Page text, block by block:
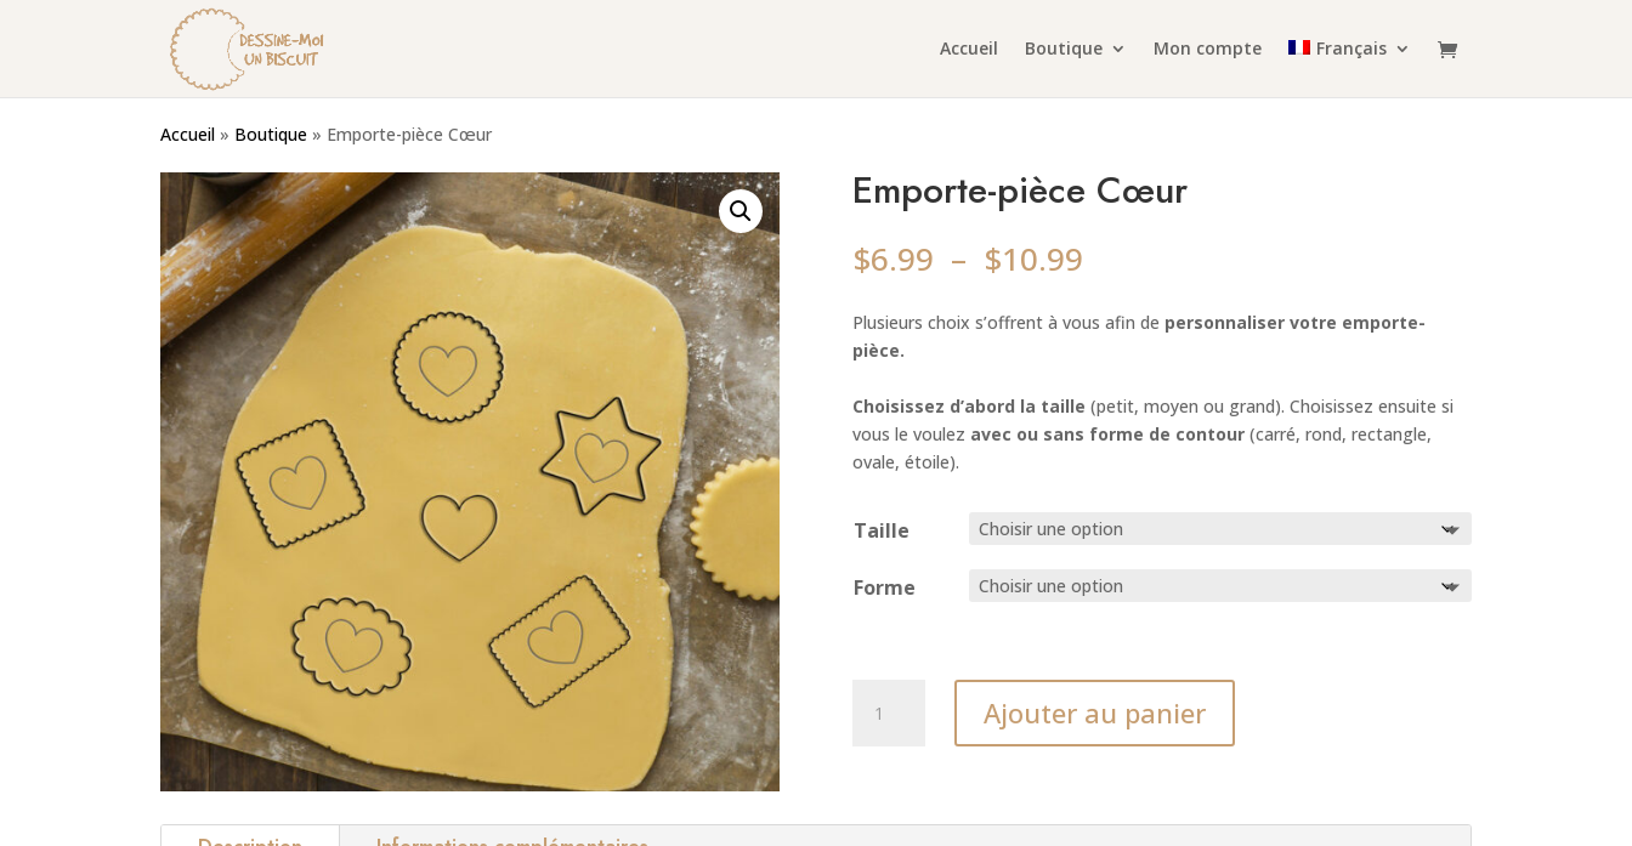
Accueil Boutique Mon compte Français
Accueil » Boutique » Emporte-pièce Cœur
Emporte-pièce Cœur
$6.99 – $10.99Plage
prix :
$6.99
$10.99
Plusieurs choix s’offrent à vous afin de personnaliser votre emporte-
pièce.
Choisissez d’abord la taille (petit, moyen ou grand). Choisissez ensuite si
vous le voulez avec ou sans forme de contour(carré, rond, rectangle,
ovale, étoile).
Taille
Forme
Ajouter au panier